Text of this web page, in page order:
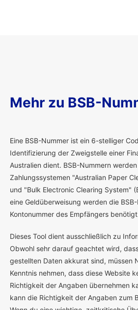
Mehr zu BSB-
Eine BSB-Nummer ist ein 6-stelliger
Identifizierung der Zweigstelle einer
Australien dient. BSB-Nummern
Zahlungssystemen "Australian Paper
und "Bulk Electronic Clearing System"
eine Geldüberweisung werden die
Kontonummer des Empfängers
Dieses Tool dient ausschließlich zu
Obwohl sehr darauf geachtet wird,
gestellten Daten akkurat sind, müssen
Kenntnis nehmen, dass diese Website
Richtigkeit der Angaben übernehmen
kann die Richtigkeit der Angaben zum